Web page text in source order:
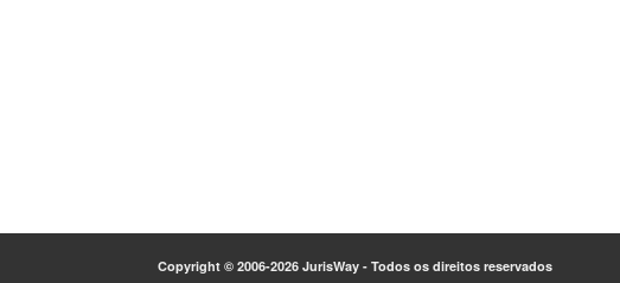
Copyright © 2006-2026 JurisWay - Todos os direitos reservados